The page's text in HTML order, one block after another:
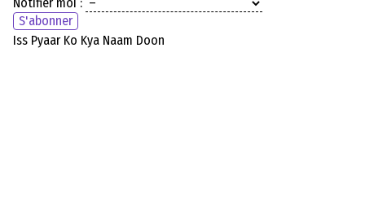
S'abonner
Iss Pyaar Ko Kya Naam Doon